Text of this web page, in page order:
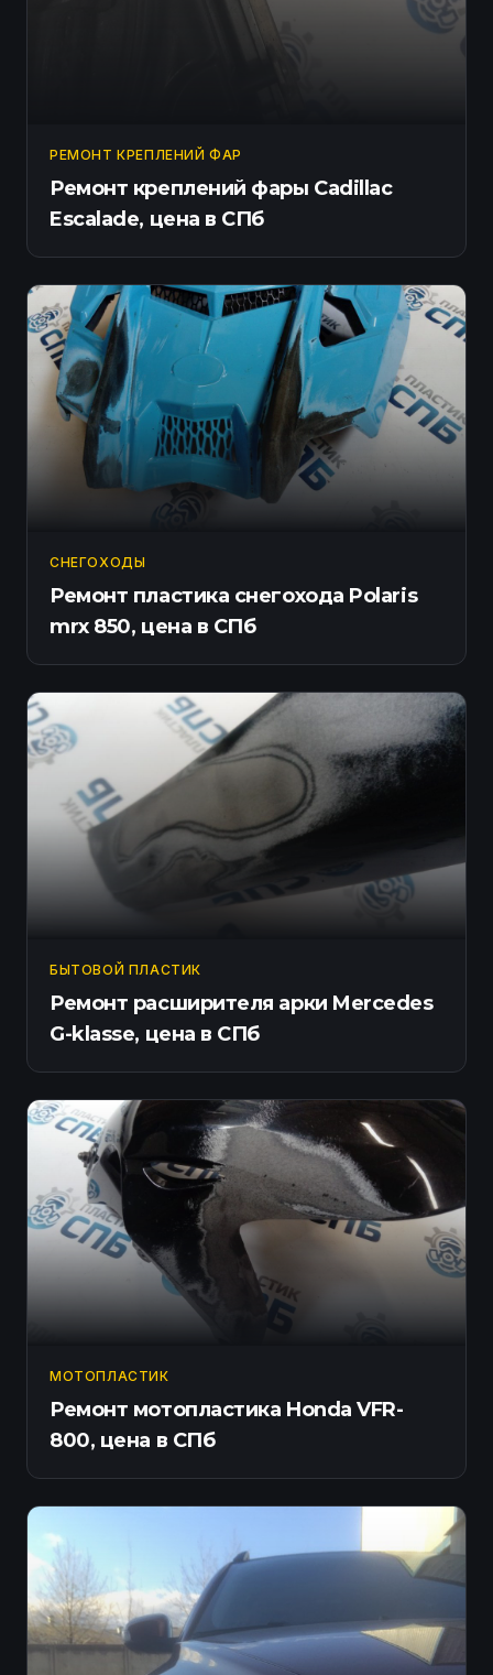
РЕМОНТ КРЕПЛЕНИЙ ФАР
Ремонт креплений фары Cadillac
Escalade, цена в СПб
СНЕГОХОДЫ
Ремонт пластика снегохода Polaris
mrx 850, цена в СПб
БЫТОВОЙ ПЛАСТИК
Ремонт расширителя арки Mercedes
G-klasse, цена в СПб
МОТОПЛАСТИК
Ремонт мотопластика Honda VFR-
800, цена в СПб